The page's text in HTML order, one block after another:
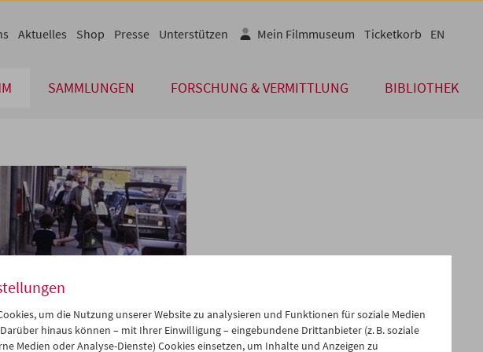
SAMMLUNGEN FORSCHUNG & VERMITTLUNG BIBLIOTHEK
Aktuelles Shop Presse Unterstützen Mein Filmmuseum Ticketkorb EN
um die Nutzung unserer Website zu analysieren und Funktionen für soziale Medien
hinaus können – mit Ihrer Einwilligung – eingebundene Drittanbieter (z. B. soziale
Medien oder Analyse-Dienste) Cookies einsetzen, um Inhalte und Anzeigen zu